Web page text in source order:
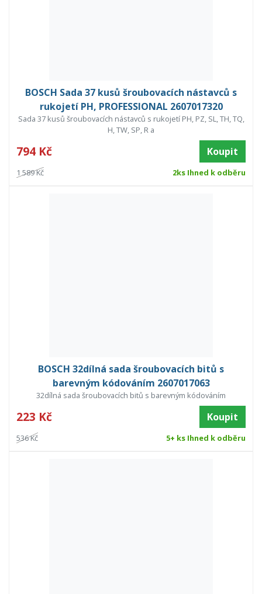
BOSCH Sada 37 kusů šroubovacích nástavců s
rukojetí PH, PROFESSIONAL 2607017320
Sada 37 kusů šroubovacích nástavců s rukojetí PH, PZ, SL, TH, TQ,
H, TW, SP, R a
794 Kč Koupit
1 589 Kč 2ks Ihned k odběru
BOSCH 32dílná sada šroubovacích bitů s
barevným kódováním 2607017063
32dílná sada šroubovacích bitů s barevným kódováním
223 Kč Koupit
536 Kč 5+ ks Ihned k odběru